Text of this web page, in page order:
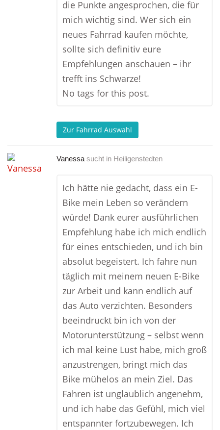
die Punkte angesprochen, die für
mich wichtig sind. Wer sich ein
neues Fahrrad kaufen möchte,
sollte sich definitiv eure
Empfehlungen anschauen – ihr
trefft ins Schwarze!
No tags for this post.
Zur Fahrrad Auswahl
Vanessa sucht in Heiligenstedten
Ich hätte nie gedacht, dass ein E-
Bike mein Leben so verändern
würde! Dank eurer ausführlichen
Empfehlung habe ich mich endlich
für eines entschieden, und ich bin
absolut begeistert. Ich fahre nun
täglich mit meinem neuen E-Bike
zur Arbeit und kann endlich auf
das Auto verzichten. Besonders
beeindruckt bin ich von der
Motorunterstützung – selbst wenn
ich mal keine Lust habe, mich groß
anzustrengen, bringt mich das
Bike mühelos an mein Ziel. Das
Fahren ist unglaublich angenehm,
und ich habe das Gefühl, mich viel
entspannter fortzubewegen. Ich